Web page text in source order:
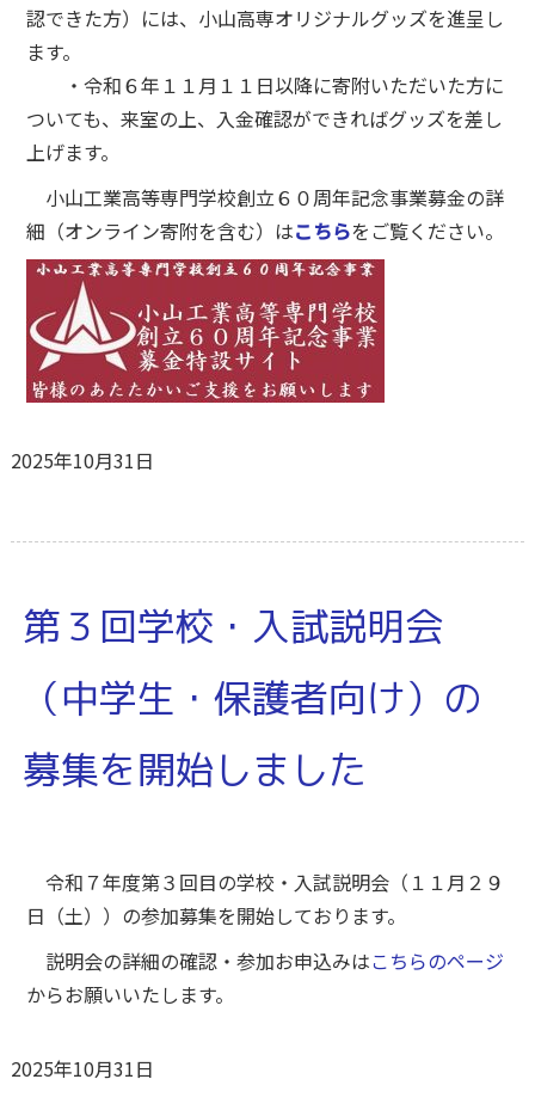
認できた方）には、小山高専オリジナルグッズを進呈し
ます。
・令和６年１１月１１日以降に寄附いただいた方に
ついても、来室の上、入金確認ができればグッズを差し
上げます。
小山工業高等専門学校創立６０周年記念事業募金の詳
細（オンライン寄附を含む）はこちらをご覧ください。
2025年10月31日
第３回学校・入試説明会
（中学生・保護者向け）の
募集を開始しました
令和７年度第３回目の学校・入試説明会（１１月２９
日（土））の参加募集を開始しております。
説明会の詳細の確認・参加お申込みはこちらのページ
からお願いいたします。
2025年10月31日